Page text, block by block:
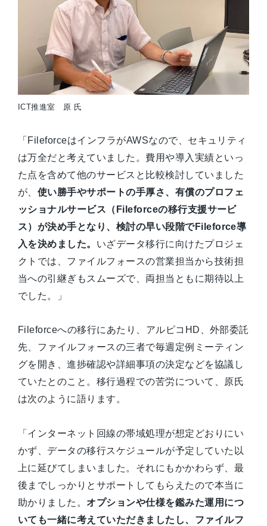
ICT推進室 原 氏
「FileforceはインフラがAWSなので、セキュリティ
は万全だと考えていました。費用や導入実績といっ
た点を含めて他のサービスと比較検討していました
が、 使い勝手やサポートの手厚さ、有償のプロフェ
ッショナルサービス（Fileforceの移行支援サービ
ス）が決め手となり、検討の早い段階でFileforce導
入を決めました。 いざデータ移行に向けたプロジェ
クトでは、ファイルフォースの営業担当から技術担
当への引継ぎもスムーズで、両担当ともに期待以上
でした。」
Fileforceへの移行にあたり、アルピコHD、外部委託
先、ファイルフォースの三者で毎週定例ミーティン
グを開き、進捗確認や詳細事項の決定などを協議し
ていたとのこと。移行過程での苦労について、原氏
は次のように語ります。
「インターネット回線の帯域処理が想定どおりにい
かず、データの移行スケジュールが予定していた以
上に延びてしまいました。それにもかかわらず、最
後までしっかりとサポートしてもらえたので本当に
助かりました。 オプションや仕様を鑑みた運用につ
いても一緒に考えていただきましたし、ファイルフ